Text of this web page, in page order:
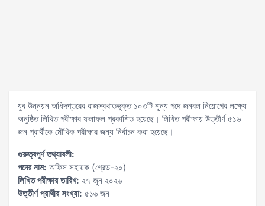
যুব উন্নয়ন অধিদপ্তরের রাজস্বখাতভুক্ত ১০৩টি শূন্য পদে জনবল নিয়োগের লক্ষ্যে
অনুষ্ঠিত লিখিত পরীক্ষার ফলাফল প্রকাশিত হয়েছে। লিখিত পরীক্ষায় উত্তীর্ণ ৫১৬
জন প্রার্থীকে মৌখিক পরীক্ষার জন্য নির্বাচন করা হয়েছে।
গুরুত্বপূর্ণ তথ্যাবলী:
পদের নাম: অফিস সহায়ক (গ্রেড-২০)
লিখিত পরীক্ষার তারিখ: ২৭ জুন ২০২৬
উত্তীর্ণ প্রার্থীর সংখ্যা: ৫১৬ জন